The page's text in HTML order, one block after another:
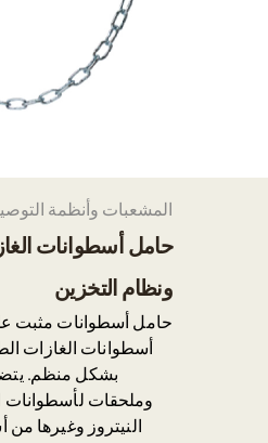
المشعبات وأنظمة
حامل أسطوانات
ونظام التخزين
حامل أسطوانات مثبت
أسطوانات الغازات
بشكل منظم.
وملحقات لأسطوانات
النيتروز وغيرها